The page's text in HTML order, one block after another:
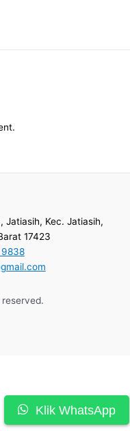
Klik WhatsApp
Jatiasih, Kec. Jatiasih,
17423
9838